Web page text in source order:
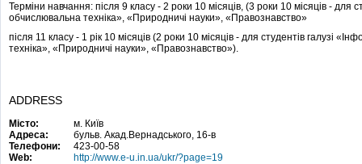
Терміни навчання: після 9 класу - 2 роки 10 місяців, (3 роки 10 місяців - для
обчислювальна техніка», «Природничі науки», «Правознавство»
після 11 класу - 1 рік 10 місяців (2 роки 10 місяців - для студентів галузі
техніка», «Природничі науки», «Правознавство»).
ADDRESS
Місто:
м. Київ
Адреса:
бульв. Акад.Вернадського, 16-в
Телефони:
423-00-58
Web:
http://www.e-u.in.ua/ukr/?page=19